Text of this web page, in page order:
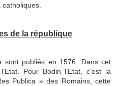
de la république
sont publiés en 1576. Dans cet
Pour Bodin l’Etat, c’est la
Publica » des Romains, cette